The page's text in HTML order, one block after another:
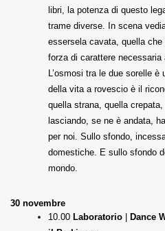
libri, la potenza di questo
trame diverse. In scena
essersela cavata, quella che
forza di carattere necessaria
L’osmosi tra le due sorelle è
della vita a rovescio è il
quella strana, quella
lasciando, se ne è andata,
per noi. Sullo sfondo,
domestiche. E sullo sfondo
mondo.
30 novembre
10.00 Laboratorio | Dance